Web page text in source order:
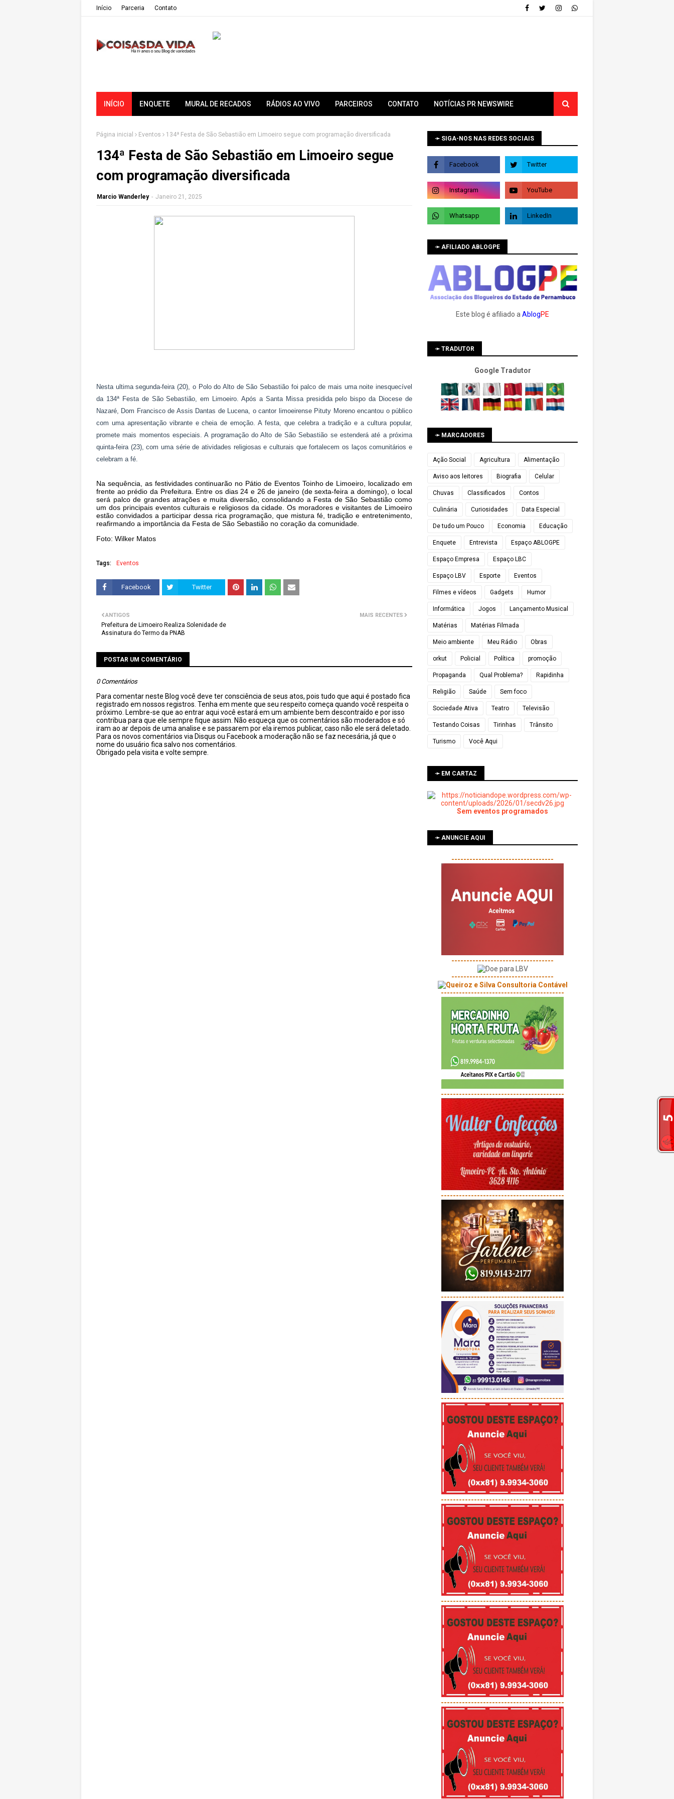
Iní­cio Parceria Contato
INÍCIO ENQUETE MURAL DE RECADOS RÁDIOS AO VIVO PARCEIROS CONTATO NOTÍCIAS PR NEWSWIRE
Página inicial Eventos 134ª Festa de São Sebastião em Limoeiro segue com programação diversificada
134ª Festa de São Sebastião em Limoeiro segue
com programação diversificada
Marcio Wanderley - Janeiro 21, 2025
Nesta ultima segunda-feira (20), o Polo do Alto de São Sebastião foi palco de mais uma noite inesquecível
da 134ª Festa de São Sebastião, em Limoeiro. Após a Santa Missa presidida pelo bispo da Diocese de
Nazaré, Dom Francisco de Assis Dantas de Lucena, o cantor limoeirense Pituty Moreno encantou o público
com uma apresentação vibrante e cheia de emoção. A festa, que celebra a tradição e a cultura popular,
promete mais momentos especiais. A programação do Alto de São Sebastião se estenderá até a próxima
quinta-feira (23), com uma série de atividades religiosas e culturais que fortalecem os laços comunitários e
celebram a fé.
Na sequência, as festividades continuarão no Pátio de Eventos Toinho de Limoeiro, localizado em
frente ao prédio da Prefeitura. Entre os dias 24 e 26 de janeiro (de sexta-feira a domingo), o local
será palco de grandes atrações e muita diversão, consolidando a Festa de São Sebastião como
um dos principais eventos culturais e religiosos da cidade. Os moradores e visitantes de Limoeiro
estão convidados a participar dessa rica programação, que mistura fé, tradição e entretenimento,
reafirmando a importância da Festa de São Sebastião no coração da comunidade.
Foto: Wilker Matos
Tags: Eventos
Facebook Twitter
MAIS RECENTES
ANTIGOS
Prefeitura de Limoeiro Realiza Solenidade de
Assinatura do Termo da PNAB
POSTAR UM COMENTÁRIO
0 Comentários
Para comentar neste Blog você deve ter consciência de seus atos, pois tudo que aqui é postado fica
registrado em nossos registros. Tenha em mente que seu respeito começa quando você respeita o
próximo. Lembre-se que ao entrar aqui você estará em um ambiente bem descontraído e por isso
contribua para que ele sempre fique assim. Não esqueça que os comentários são moderados e só
iram ao ar depois de uma analise e se passarem por ela iremos publicar, caso não ele será deletado.
Para os novos comentários via Disqus ou Facebook a moderação não se faz necesária, já que o
nome do usuário fica salvo nos comentários.
Obrigado pela visita e volte sempre.
➛ SIGA-NOS NAS REDES SOCIAIS
➛ AFILIADO ABLOGPE
Este blog é afiliado a AblogPE
➛ TRADUTOR
Google Tradutor
➛ MARCADORES
Ação Social Agricultura Alimentação
Aviso aos leitores Biografia Celular
Chuvas Classificados Contos
Culinária Curiosidades Data Especial
De tudo um Pouco Economia Educação
Enquete Entrevista Espaço ABLOGPE
Espaço Empresa Espaço LBC
Espaço LBV Esporte Eventos
Filmes e vídeos Gadgets Humor
Informática Jogos Lançamento Musical
Matérias Matérias Filmada
Meio ambiente Meu Rádio Obras
orkut Policial Política promoção
Propaganda Qual Problema? Rapidinha
Religião Saúde Sem foco
Sociedade Ativa Teatro Televisão
Testando Coisas Tirinhas Trânsito
Turismo Você Aqui
➛ EM CARTAZ
Sem eventos programados
➛ ANUNCIE AQUI
----------------------------------
----------------------------------
----------------------------------
-----------------------------------------
-----------------------------------------
-----------------------------------------
-----------------------------------------
-----------------------------------------
-----------------------------------------
-----------------------------------------
-----------------------------------------